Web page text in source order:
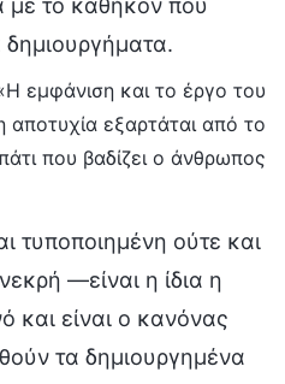
δημιουργήματα.
εμφάνιση και το έργο του
αποτυχία εξαρτάται από το
που βαδίζει ο άνθρωπος
τυποποιημένη ούτε και
—είναι η ίδια η
και είναι ο κανόνας
τα δημιουργημένα